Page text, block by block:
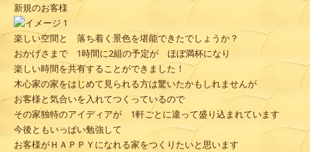
新規のお客様
楽しい空間と 落ち着く景色を堪能できたでしょうか？
おかげさまで 1時間に2組の予定が ほぼ満杯になり
楽しい時間を共有することができました！
木心家の家をはじめて見られる方は驚いたかもしれませんが
お客様と気合いを入れてつくっているので
その家独特のアイディアが 1軒ごとに違って盛り込まれています
今後ともいっぱい勉強して
お客様がＨＡＰＰＹになれる家をつくりたいと思います